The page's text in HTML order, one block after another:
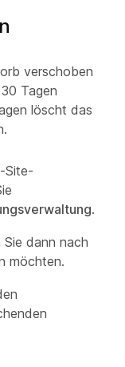
verschoben
Tagen
löscht das
Site-
.
Sie dann nach
möchten.